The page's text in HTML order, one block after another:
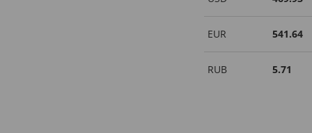
EUR 541.64
RUB 5.71